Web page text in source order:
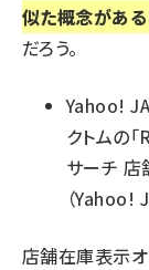
似た概念があ
だろう。
Yahoo!
クトムの
サーチ 店
（Yahoo!
店舗在庫表示オ